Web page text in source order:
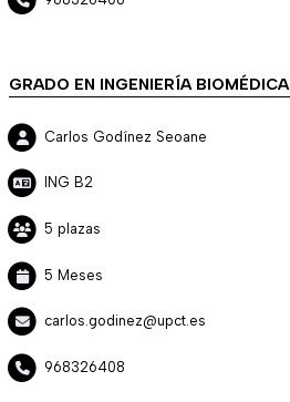
GRADO EN INGENIERÍA BIOMÉDICA
Carlos Godínez Seoane
ING B2
5 plazas
5 Meses
carlos.godinez@upct.es
968326408